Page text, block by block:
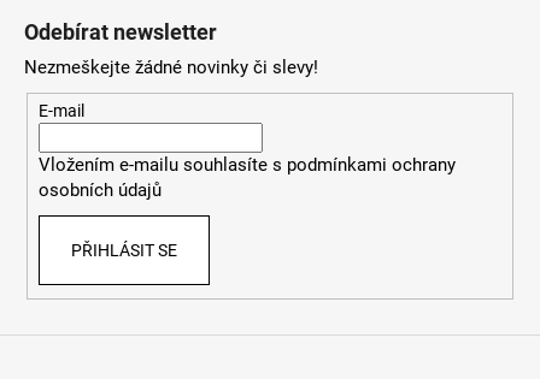
Odebírat newsletter
Nezmeškejte žádné novinky či slevy!
E-mail
Vložením e-mailu souhlasíte s podmínkami ochrany
osobních údajů
PŘIHLÁSIT SE